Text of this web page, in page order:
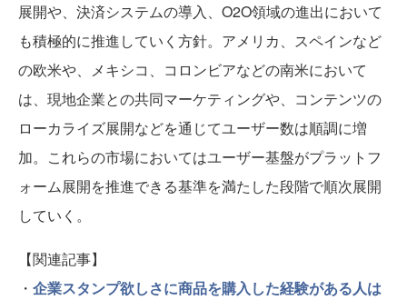
展開や、決済システムの導入、O2O領域の進出において
も積極的に推進していく方針。アメリカ、スペインなど
の欧米や、メキシコ、コロンビアなどの南米において
は、現地企業との共同マーケティングや、コンテンツの
ローカライズ展開などを通じてユーザー数は順調に増
加。これらの市場においてはユーザー基盤がプラットフ
ォーム展開を推進できる基準を満たした段階で順次展開
していく。
【関連記事】
・ 企業スタンプ欲しさに商品を購入した経験がある人は